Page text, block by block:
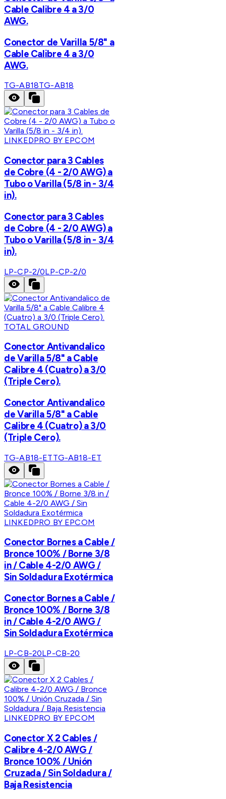
Cable Calibre 4 a 3/0
AWG.
Conector de Varilla 5/8" a
Cable Calibre 4 a 3/0
AWG.
TG-AB18TG-AB18
LINKEDPRO BY EPCOM
Conector para 3 Cables
de Cobre (4 - 2/0 AWG) a
Tubo o Varilla (5/8 in - 3/4
in).
Conector para 3 Cables
de Cobre (4 - 2/0 AWG) a
Tubo o Varilla (5/8 in - 3/4
in).
LP-CP-2/0LP-CP-2/0
TOTAL GROUND
Conector Antivandalico
de Varilla 5/8" a Cable
Calibre 4 (Cuatro) a 3/0
(Triple Cero).
Conector Antivandalico
de Varilla 5/8" a Cable
Calibre 4 (Cuatro) a 3/0
(Triple Cero).
TG-AB18-ETTG-AB18-ET
LINKEDPRO BY EPCOM
Conector Bornes a Cable /
Bronce 100% / Borne 3/8
in / Cable 4-2/0 AWG /
Sin Soldadura Exotérmica
Conector Bornes a Cable /
Bronce 100% / Borne 3/8
in / Cable 4-2/0 AWG /
Sin Soldadura Exotérmica
LP-CB-20LP-CB-20
LINKEDPRO BY EPCOM
Conector X 2 Cables /
Calibre 4-2/0 AWG /
Bronce 100% / Unión
Cruzada / Sin Soldadura /
Baja Resistencia